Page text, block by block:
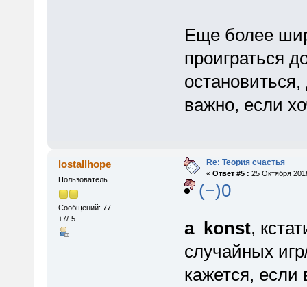
Еще более
проиграться
важно, если
lostallhope
Пользователь
Сообщений: 77
+7/-5
Re: Теория счастья
« Ответ #5 : 25 Октября
(−)0
a_konst,
случайных
кажется,